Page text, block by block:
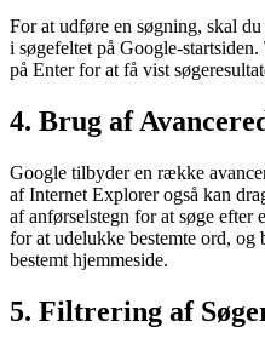
For at udføre en søgning, skal
i søgefeltet på Google-
på Enter for at få vist
4. Brug af
Google tilbyder en række
af Internet Explorer også kan
af anførselstegn for at søge
for at udelukke bestemte ord, og
bestemt hjemmeside.
5. Filtrering af